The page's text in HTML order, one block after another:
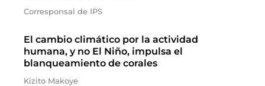
Corresponsal de IPS
El cambio climático por la actividad
humana, y no El Niño, impulsa el
blanqueamiento de corales
Kizito Makoye